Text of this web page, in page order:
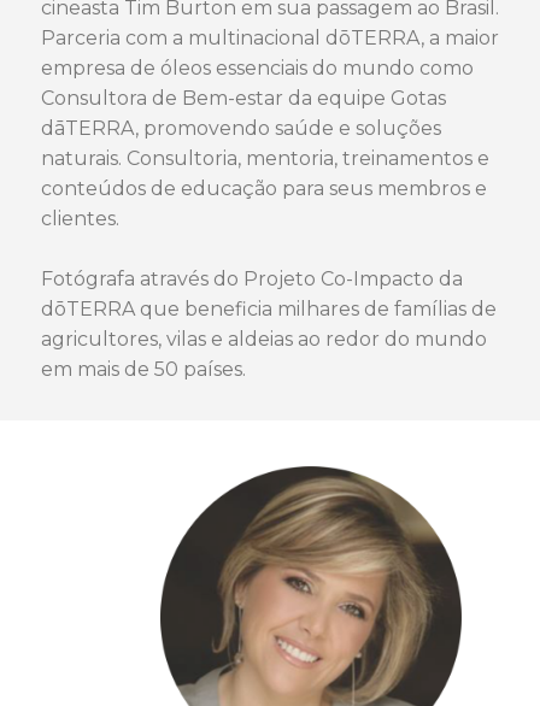
cineasta Tim Burton em sua passagem ao Brasil.
Parceria com a multinacional dōTERRA, a maior
empresa de óleos essenciais do mundo como
Consultora de Bem-estar da equipe Gotas
dāTERRA, promovendo saúde e soluções
naturais. Consultoria, mentoria, treinamentos e
conteúdos de educação para seus membros e
clientes.
Fotógrafa através do Projeto Co-Impacto da
dōTERRA que beneficia milhares de famílias de
agricultores, vilas e aldeias ao redor do mundo
em mais de 50 países.